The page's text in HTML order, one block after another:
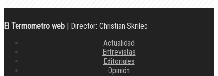
El Termometro web | Director: Christian Skrilec
Actualidad
Entrevistas
Editoriales
Opinión